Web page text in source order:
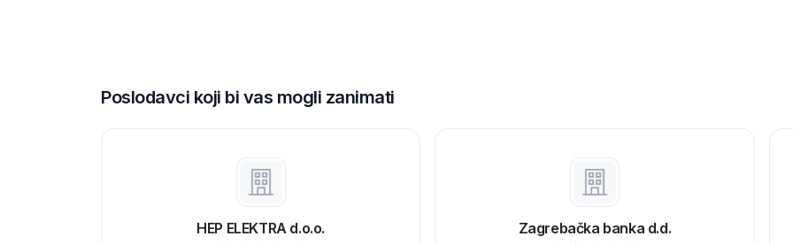
Poslodavci koji bi vas mogli zanimati
HEP ELEKTRA d.o.o. Zagrebačka banka d.d.